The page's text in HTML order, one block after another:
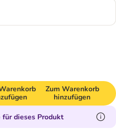
Zum Warenkorb
hinzufügen
für dieses Produkt